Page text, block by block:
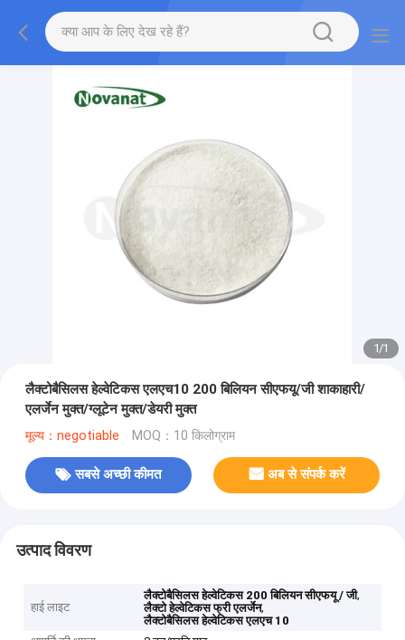
1/1
लैक्टोबैसिलस हेल्वेटिकस एलएच10 200 बिलियन सीएफयू/जी शाकाहारी/
एलर्जेन मुक्त/ग्लूटेन मुक्त/डेयरी मुक्त
मूल्य：negotiable MOQ：10 किलोग्राम
सबसे अच्छी कीमत अब से संपर्क करें
उत्पाद विवरण
हाई लाइट
लैक्टोबैसिलस हेल्वेटिकस 200 बिलियन सीएफयू / जी,
लैक्टो हेल्वेटिकस फ्री एलर्जेन,
लैक्टोबैसिलस हेल्वेटिकस एलएच 10